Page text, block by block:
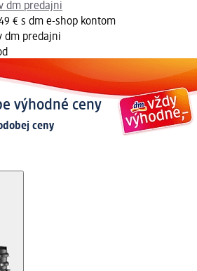
dm predajni
€ s dm e-shop kontom
dm predajni
výhodné ceny
ceny